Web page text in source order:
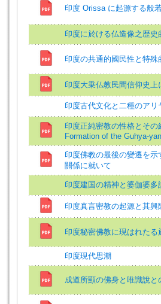
印度 Orissa に起源する般
印度に於ける仏造像之歴史
印度の共通的國民性と特殊
印度大乗仏教民間信仰史
印度古代文化と二種のアリ
印度正純密教の性格とそ
Formation of the Guhya-
印度佛教の最後の變遷を
關係に就いて
印度建国の精神と婆伽婆多
印度真言密教の起源と其興
印度秘密佛教に現はれたる
印度現代思潮
成道所顯の佛身と唯識說と